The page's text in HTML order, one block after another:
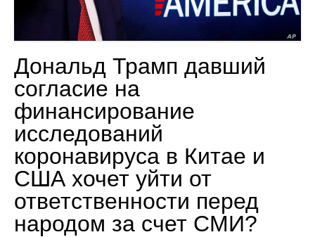
Дональд Трамп давший
согласие на
финансирование
исследований
коронавируса в Китае и
США хочет уйти от
ответственности перед
народом за счет СМИ?